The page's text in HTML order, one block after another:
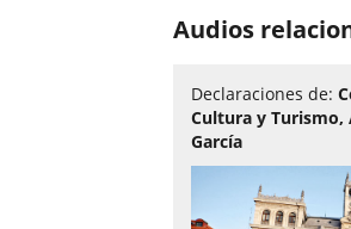
diapositivas:
Audios
Declaraciones de:
Cultura y Turismo,
García